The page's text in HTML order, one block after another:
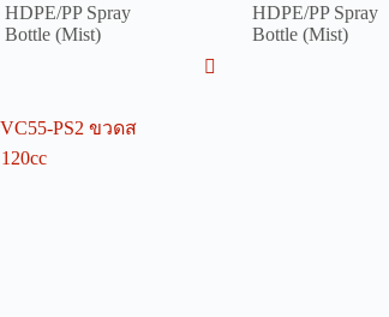
HDPE/PP Spray
Bottle (Mist)
HDPE/PP Spray
Bottle (Mist)